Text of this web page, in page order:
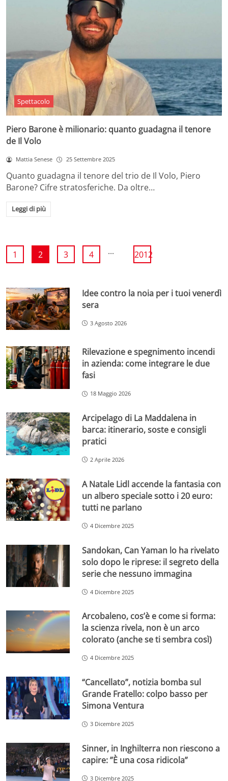
Spettacolo
Piero Barone è milionario: quanto guadagna il tenore
de Il Volo
Mattia Senese 25 Settembre 2025
Quanto guadagna il tenore del trio de Il Volo, Piero
Barone? Cifre stratosferiche. Da oltre…
Leggi di più
1 2 3 4 ... 2012
Idee contro la noia per i tuoi venerdì
sera
3 Agosto 2026
Rilevazione e spegnimento incendi
in azienda: come integrare le due
fasi
18 Maggio 2026
Arcipelago di La Maddalena in
barca: itinerario, soste e consigli
pratici
2 Aprile 2026
A Natale Lidl accende la fantasia con
un albero speciale sotto i 20 euro:
tutti ne parlano
4 Dicembre 2025
Sandokan, Can Yaman lo ha rivelato
solo dopo le riprese: il segreto della
serie che nessuno immagina
4 Dicembre 2025
Arcobaleno, cos’è e come si forma:
la scienza rivela, non è un arco
colorato (anche se ti sembra così)
4 Dicembre 2025
“Cancellato”, notizia bomba sul
Grande Fratello: colpo basso per
Simona Ventura
3 Dicembre 2025
Sinner, in Inghilterra non riescono a
capire: ”È una cosa ridicola”
3 Dicembre 2025